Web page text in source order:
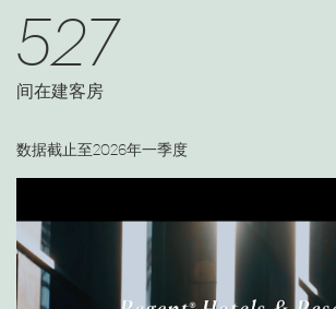
527
间在建客房
数据截止至2026年一季度